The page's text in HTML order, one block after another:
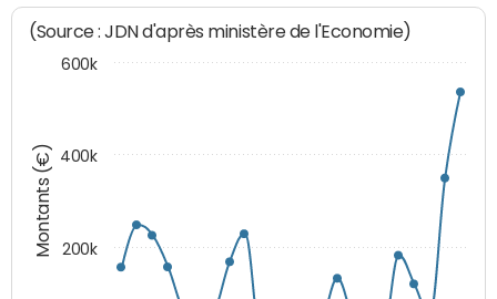
Montants (€)
(Source : JDN d'après ministère de l'Economie)
200k
400k
600k